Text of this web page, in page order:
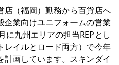
（福岡）勤務から百貨店へ
業向けユニフォームの営業
に九州エリアの担当REPとし
イルとロード両方）で今年
計画しています。スキンダイ